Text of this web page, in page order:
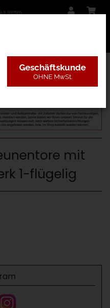
mit
1-flügelig
Geschäftskunde
OHNE MwSt.